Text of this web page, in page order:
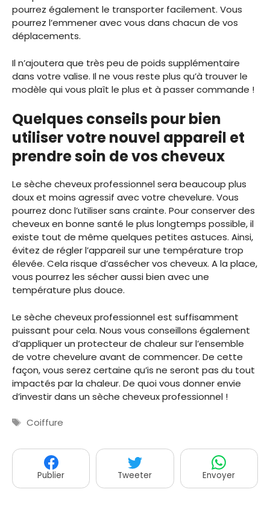
pourrez également le transporter facilement. Vous
pourrez l’emmener avec vous dans chacun de vos
déplacements.
Il n’ajoutera que très peu de poids supplémentaire
dans votre valise. Il ne vous reste plus qu’à trouver le
modèle qui vous plaît le plus et à passer commande !
Quelques conseils pour bien
utiliser votre nouvel appareil et
prendre soin de vos cheveux
Le sèche cheveux professionnel sera beaucoup plus
doux et moins agressif avec votre chevelure. Vous
pourrez donc l’utiliser sans crainte. Pour conserver des
cheveux en bonne santé le plus longtemps possible, il
existe tout de même quelques petites astuces. Ainsi,
évitez de régler l’appareil sur une température trop
élevée. Cela risque d’assécher vos cheveux. A la place,
vous pourrez les sécher aussi bien avec une
température plus douce.
Le sèche cheveux professionnel est suffisamment
puissant pour cela. Nous vous conseillons également
d’appliquer un protecteur de chaleur sur l’ensemble
de votre chevelure avant de commencer. De cette
façon, vous serez certaine qu’is ne seront pas du tout
impactés par la chaleur. De quoi vous donner envie
d’investir dans un sèche cheveux professionnel !
Étiquettes
Coiffure
Publier Tweeter Envoyer